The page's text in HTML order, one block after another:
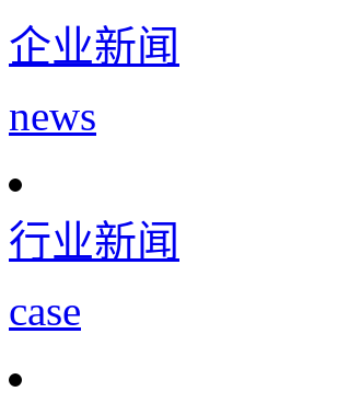
企业新闻
news
行业新闻
case